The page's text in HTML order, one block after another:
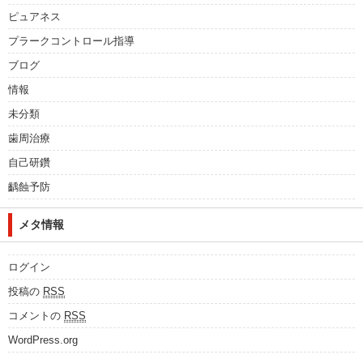
ピュアネス
プラークコントロール指導
ブログ
情報
未分類
歯周治療
自己研鑽
齲蝕予防
メタ情報
ログイン
投稿の RSS
コメントの RSS
WordPress.org